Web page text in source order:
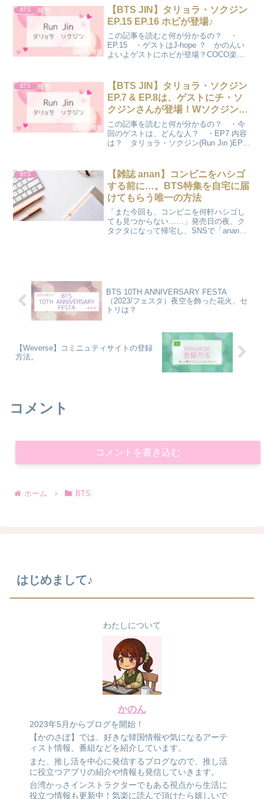
らとの癒やしの時間をプラスしません
か？
BTS
【BTS JIN】タリョラ・ソクジン
EP.15 EP.16 ホビが登場♪
この記事を読むと何が分かるの？ ・
EP.15 ・ゲストはJ-hope ？ かのんい
よいよゲストにホビが登場？COCO楽し
にホビ（J-hope）が登場します♪今回はメ
ン...
BTS
【BTS JIN】タリョラ・ソクジン
EP.7 & EP.8は、ゲストにチ・ソ
クジンさんが登場！Wソクジン対
決にコメディ愛が炸裂！
この記事を読むと何が分かるの？ ・今
回のゲストは、どんな人？ ・EP7 内容
は？ タリョラ・ソクジン(Run Jin )EP.7
오랜만에 상봉한 석진즈👬 ...
BTS
【雑誌 anan】コンビニをハシゴ
する前に…。BTS特集を自宅に届
けてもらう唯一の方法
「また今回も、コンビニを何軒ハシゴし
ても見つからない……」発売日の夜、ク
タクタになって帰宅し、SNSで「anan手
BTS 10TH ANNIVERSARY FESTA
（2023/フェスタ）夜空を飾った花火、セ
トリは？
【Weverse】コミニュティサイトの登録
方法。
コメント
コメントを書き込む
ホーム BTS
はじめまして♪
わたしについて
かのん
2023年5月からブログを開始！
【かのさぽ】では、好きな韓国情報や気になるアーテ
ィスト情報、番組などを紹介しています。
また、推し活を中心に発信するブログなので、推し活
に役立つアプリの紹介や情報も発信していきます。
台湾かっさインストラクターでもある視点から生活に
役立つ情報も更新中！気楽に読んで頂けたら嬉しいで